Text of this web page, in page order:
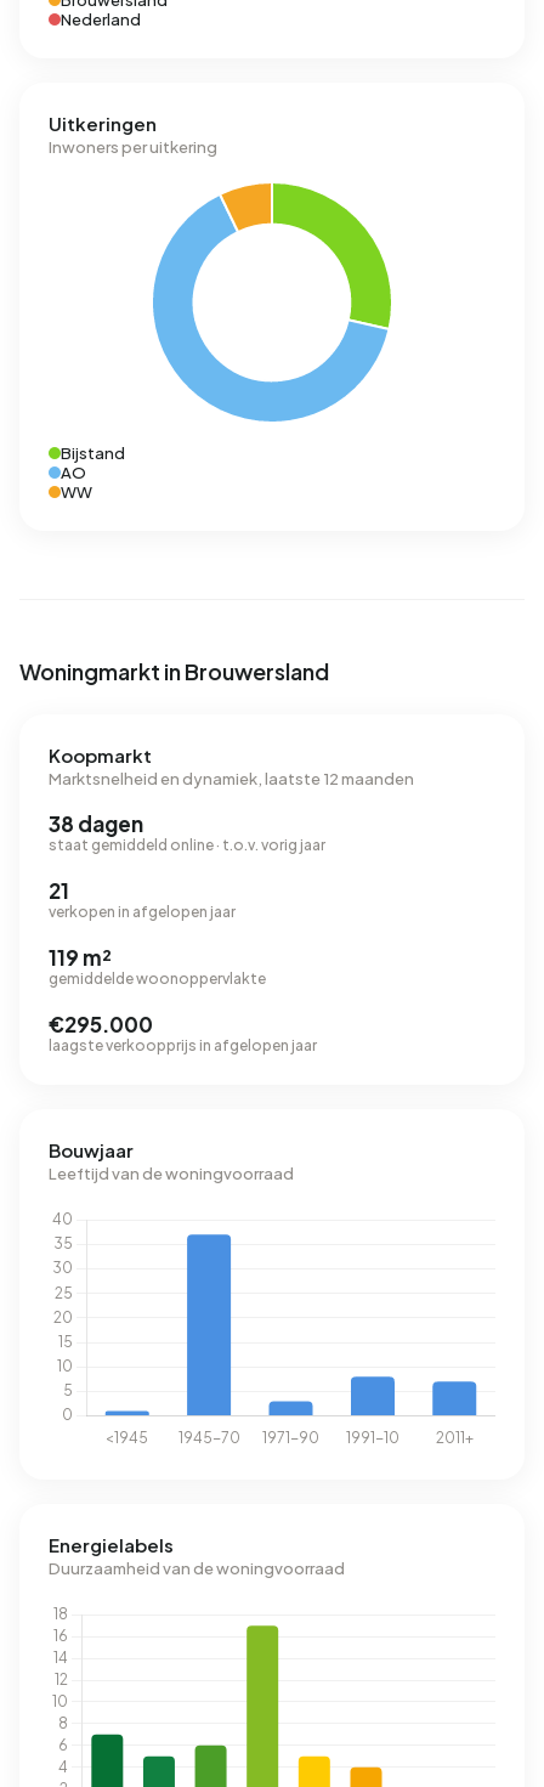
Nederland
Uitkeringen
Inwoners per uitkering
Bijstand
AO
WW
Woningmarkt in Brouwersland
Koopmarkt
Marktsnelheid en dynamiek, laatste 12 maanden
38 dagen
staat gemiddeld online · t.o.v. vorig jaar
21
verkopen in afgelopen jaar
119 m²
gemiddelde woonoppervlakte
€295.000
laagste verkoopprijs in afgelopen jaar
Bouwjaar
Leeftijd van de woningvoorraad
Energielabels
Duurzaamheid van de woningvoorraad